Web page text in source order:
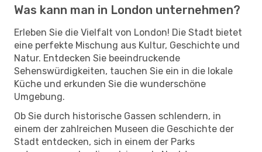
Was kann man in London unternehmen?
Erleben Sie die Vielfalt von London! Die Stadt bietet
eine perfekte Mischung aus Kultur, Geschichte und
Natur. Entdecken Sie beeindruckende
Sehenswürdigkeiten, tauchen Sie ein in die lokale
Küche und erkunden Sie die wunderschöne
Umgebung.
Ob Sie durch historische Gassen schlendern, in
einem der zahlreichen Museen die Geschichte der
Stadt entdecken, sich in einem der Parks